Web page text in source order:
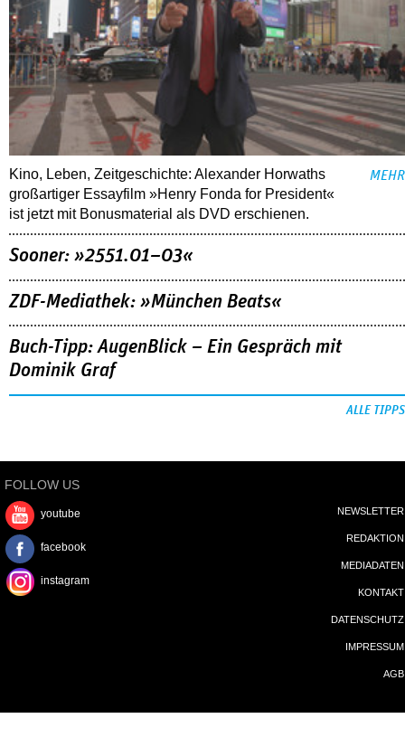
Kino, Leben, Zeitgeschichte: Alexander Horwaths
großartiger Essayfilm »Henry Fonda for President«
ist jetzt mit Bonusmaterial als DVD erschienen.
MEHR
Sooner: »2551.01–03«
ZDF-Mediathek: »München Beats«
Buch-Tipp: AugenBlick – Ein Gespräch mit
Dominik Graf
ALLE TIPPS
FOLLOW US
youtube
facebook
instagram
NEWSLETTER
REDAKTION
MEDIADATEN
KONTAKT
DATENSCHUTZ
IMPRESSUM
AGB